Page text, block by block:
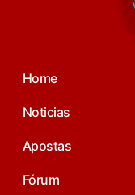
Home
Noticias
Apostas
Fórum